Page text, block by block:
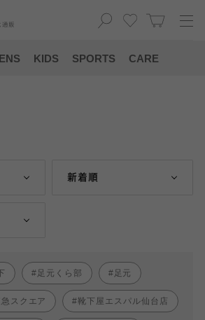
通販
KIDS SPORTS CARE
新着順
足元くら部 足元
スクエア 靴下屋エスパル仙台店